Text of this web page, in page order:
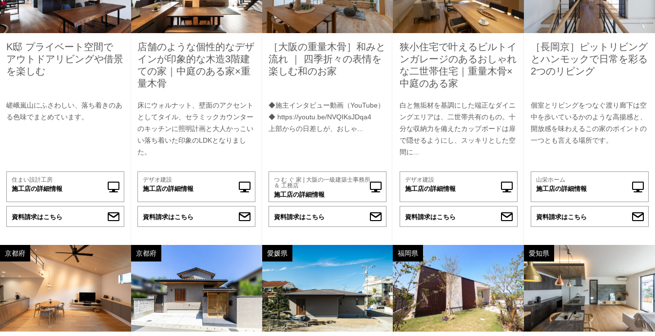
K邸 プライベート空間で
アウトドアリビングや借景
を楽しむ
嵯峨嵐山にふさわしい、落ち着きのあ
る色味でまとめています。
住まい設計工房
施工店の詳細情報
資料請求はこちら
店舗のような個性的なデザ
インが印象的な木造3階建
ての家｜中庭のある家×重
量木骨
床にウォルナット、壁面のアクセント
としてタイル、セラミックカウンター
のキッチンに照明計画と大人かっこい
い落ち着いた印象のLDKとなりまし
た。
デザオ建設
施工店の詳細情報
資料請求はこちら
［大阪の重量木骨］和みと
流れ ｜ 四季折々の表情を
楽しむ和のお家
◆施主インタビュー動画（YouTube）
◆ https://youtu.be/NVQIKsJDqa4
上部からの日差しが、おしゃ...
つ む ぐ 家 | 大阪の一級建築士事務所
＆ 工務店
施工店の詳細情報
資料請求はこちら
狭小住宅で叶えるビルトイ
ンガレージのあるおしゃれ
な二世帯住宅｜重量木骨×
中庭のある家
白と無垢材を基調にした端正なダイニ
ングエリアは、二世帯共有のもの。十
分な収納力を備えたカップボードは扉
で隠せるようにし、スッキリとした空
間に...
デザオ建設
施工店の詳細情報
資料請求はこちら
［長岡京］ピットリビング
とハンモックで日常を彩る
2つのリビング
個室とリビングをつなぐ渡り廊下は空
中を歩いているかのような高揚感と、
開放感を味わえるこの家のポイントの
一つとも言える場所です。
山栄ホーム
施工店の詳細情報
資料請求はこちら
京都府 京都府 愛媛県 福岡県 愛知県